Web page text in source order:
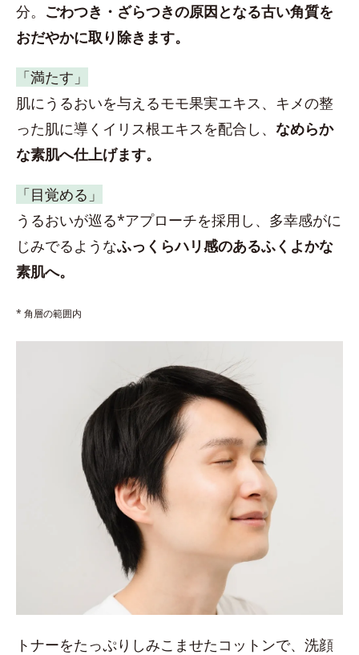
分。 ごわつき・ざらつきの原因となる古い角質を
おだやかに取り除きます。
「満たす」
肌にうるおいを与えるモモ果実エキス、キメの整
った肌に導くイリス根エキスを配合し、 なめらか
な素肌へ仕上げます。
「目覚める」
うるおいが巡る*アプローチを採用し、多幸感がに
じみでるようなふっくらハリ感のあるふくよかな
素肌へ。
* 角層の範囲内
トナーをたっぷりしみこませたコットンで、洗顔